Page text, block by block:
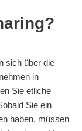
sich über die
in
Sie etliche
Sie ein
haben, müssen